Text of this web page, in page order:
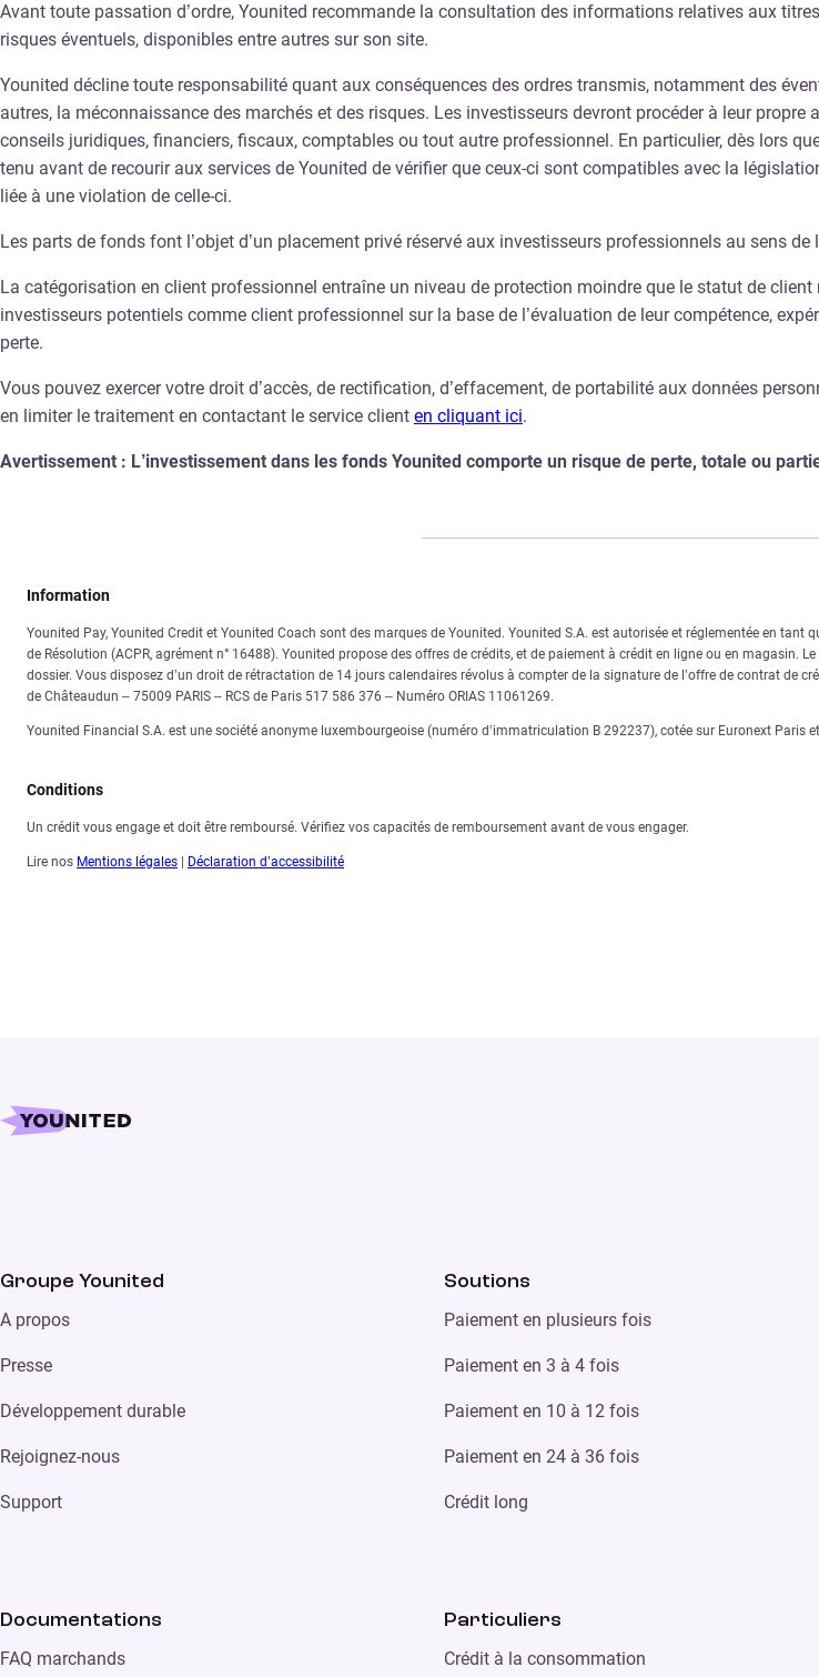
Avant toute passation d’ordre, Younited recommande la consultation des informations relatives aux
risques éventuels, disponibles entre autres sur son site.
Younited décline toute responsabilité quant aux conséquences des ordres transmis, notamment des
autres, la méconnaissance des marchés et des risques. Les investisseurs devront procéder à leur
conseils juridiques, financiers, fiscaux, comptables ou tout autre professionnel. En particulier, dès lors
tenu avant de recourir aux services de Younited de vérifier que ceux-ci sont compatibles avec la
liée à une violation de celle-ci.
Les parts de fonds font l’objet d’un placement privé réservé aux investisseurs professionnels au sens
La catégorisation en client professionnel entraîne un niveau de protection moindre que le statut de
investisseurs potentiels comme client professionnel sur la base de l’évaluation de leur compétence,
perte.
Vous pouvez exercer votre droit d’accès, de rectification, d’effacement, de portabilité aux données
en limiter le traitement en contactant le service client en cliquant ici.
Avertissement : L’investissement dans les fonds Younited comporte un risque de perte, totale ou
Information
Younited Pay, Younited Credit et Younited Coach sont des marques de Younited. Younited S.A. est autorisée et réglementée en tant
de Résolution (ACPR, agrément n° 16488). Younited propose des offres de crédits, et de paiement à crédit en ligne ou en
dossier. Vous disposez d’un droit de rétractation de 14 jours calendaires révolus à compter de la signature de l’offre de contrat de
de Châteaudun – 75009 PARIS – RCS de Paris 517 586 376 – Numéro ORIAS 11061269.
Younited Financial S.A. est une société anonyme luxembourgeoise (numéro d’immatriculation B 292237), cotée sur Euronext Paris
Conditions
Un crédit vous engage et doit être remboursé. Vérifiez vos capacités de remboursement avant de vous engager.
Lire nos Mentions légales Déclaration d’accessibilité
Groupe Younited
A propos
Presse
Développement durable
Rejoignez-nous
Support
Soutions
Paiement en plusieurs fois
Paiement en 3 à 4 fois
Paiement en 10 à 12 fois
Paiement en 24 à 36 fois
Crédit long
Documentations
FAQ marchands
Particuliers
Crédit à la consommation